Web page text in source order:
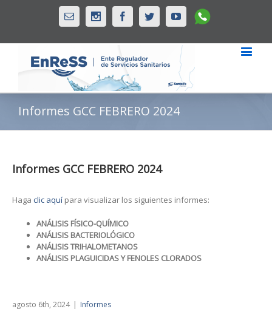
Email InstagramFacebookTwitterYoutubeWhatsapp
Informes GCC FEBRERO 2024
Informes GCC FEBRERO 2024
Haga clic aquí para visualizar los siguientes informes:
ANÁLISIS FÍSICO-QUÍMICO
ANÁLISIS BACTERIOLÓGICO
ANÁLISIS TRIHALOMETANOS
ANÁLISIS PLAGUICIDAS Y FENOLES CLORADOS
agosto 6th, 2024 | Informes